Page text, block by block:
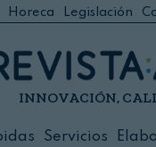
Horeca Legislación
INNOVACIÓN,
Servicios
Foodservice